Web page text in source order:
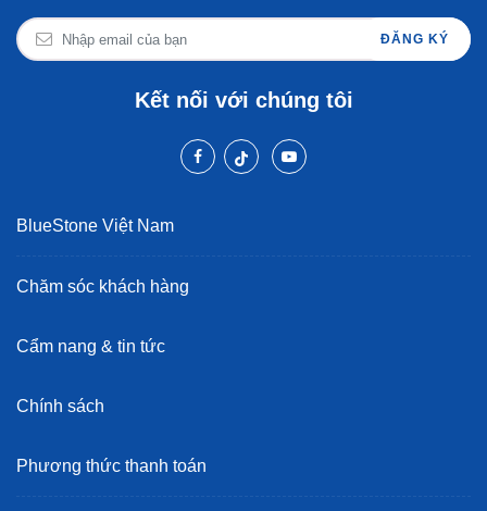
ĐĂNG KÝ
Kết nối với chúng tôi
BlueStone Việt Nam
Chăm sóc khách hàng
Cẩm nang & tin tức
Chính sách
Phương thức thanh toán